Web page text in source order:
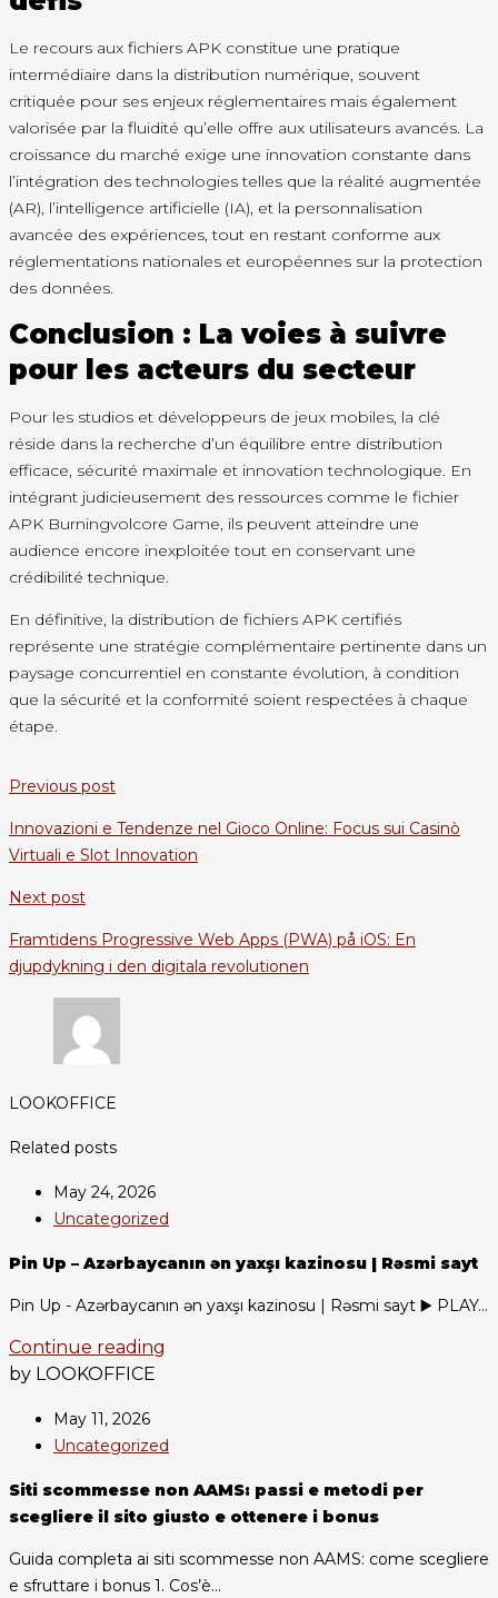
Le recours aux fichiers APK constitue une pratique
intermédiaire dans la distribution numérique, souvent
critiquée pour ses enjeux réglementaires mais également
valorisée par la fluidité qu’elle offre aux utilisateurs avancés. La
croissance du marché exige une innovation constante dans
l’intégration des technologies telles que la réalité augmentée
(AR), l’intelligence artificielle (IA), et la personnalisation
avancée des expériences, tout en restant conforme aux
réglementations nationales et européennes sur la protection
des données.
Conclusion : La voies à suivre
pour les acteurs du secteur
Pour les studios et développeurs de jeux mobiles, la clé
réside dans la recherche d’un équilibre entre distribution
efficace, sécurité maximale et innovation technologique. En
intégrant judicieusement des ressources comme le fichier
APK Burningvolcore Game, ils peuvent atteindre une
audience encore inexploitée tout en conservant une
crédibilité technique.
En définitive, la distribution de fichiers APK certifiés
représente une stratégie complémentaire pertinente dans un
paysage concurrentiel en constante évolution, à condition
que la sécurité et la conformité soient respectées à chaque
étape.
Previous post
Innovazioni e Tendenze nel Gioco Online: Focus sui Casinò
Virtuali e Slot Innovation
Next post
Framtidens Progressive Web Apps (PWA) på iOS: En
djupdykning i den digitala revolutionen
LOOKOFFICE
Related posts
May 24, 2026
Uncategorized
Pin Up – Azərbaycanın ən yaxşı kazinosu | Rəsmi sayt
Pin Up - Azərbaycanın ən yaxşı kazinosu | Rəsmi sayt ▶️ PLAY...
Continue reading
by LOOKOFFICE
May 11, 2026
Uncategorized
Siti scommesse non AAMS: passi e metodi per
scegliere il sito giusto e ottenere i bonus
Guida completa ai siti scommesse non AAMS: come scegliere
e sfruttare i bonus 1. Cos’è...